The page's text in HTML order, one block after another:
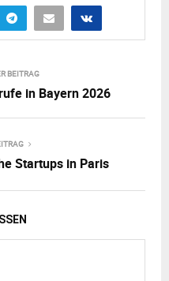
BEITRAG
in Bayern 2026
Startups in Paris